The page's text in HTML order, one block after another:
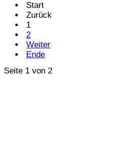
Start
Zurück
1
2
Weiter
Ende
Seite 1 von 2